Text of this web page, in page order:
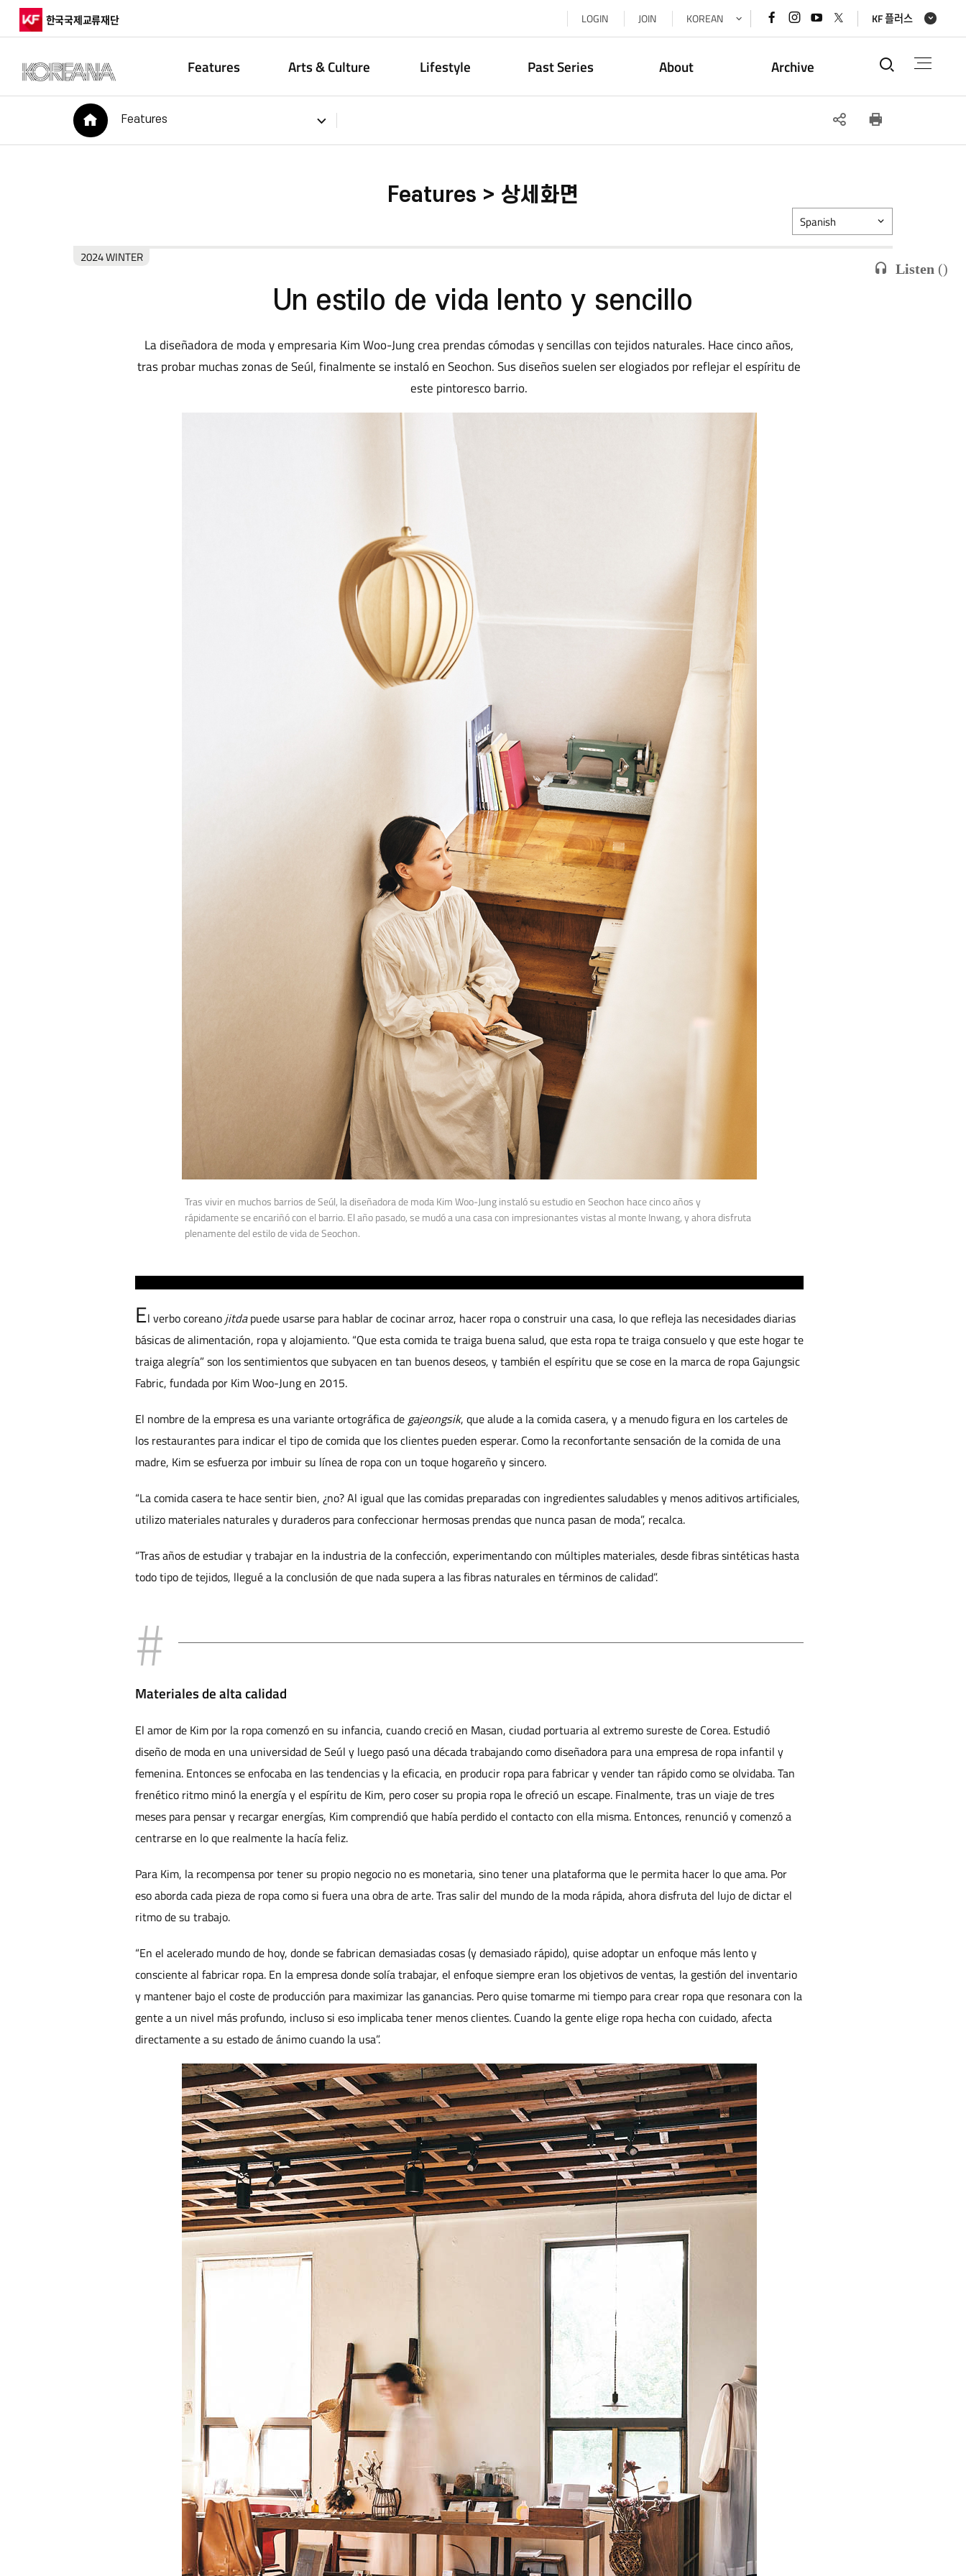
한국국제교류재단 LOGIN JOIN KOREAN 페이스북
바로가기
인스타그램
바로가기
유튜브
바로가기
x(트위터)
바로가기
KF 플러스
Features Arts & Culture Lifestyle Past Series About Archive 통합검
HOME
Features SNS
Features > 상세화면
Listen ()
2024 WINTER
Spanish
Un estilo de vida lento y sencillo
La diseñadora de moda y empresaria Kim Woo-Jung crea prendas cómodas y sencillas con tejidos naturales. Hace cinco años,
tras probar muchas zonas de Seúl, finalmente se instaló en Seochon. Sus diseños suelen ser elogiados por reflejar el espíritu de
este pintoresco barrio.
Tras vivir en muchos barrios de Seúl, la diseñadora de moda Kim Woo-Jung instaló su estudio en Seochon hace cinco años y
rápidamente se encariñó con el barrio. El año pasado, se mudó a una casa con impresionantes vistas al monte Inwang, y ahora disfruta
plenamente del estilo de vida de Seochon.
El verbo coreano jitdapuede usarse para hablar de cocinar arroz, hacer ropa o construir una casa, lo que refleja las necesidades diarias
básicas de alimentación, ropa y alojamiento. “Que esta comida te traiga buena salud, que esta ropa te traiga consuelo y que este hogar te
traiga alegría” son los sentimientos que subyacen en tan buenos deseos, y también el espíritu que se cose en la marca de ropa Gajungsic
Fabric, fundada por Kim Woo-Jung en 2015.
El nombre de la empresa es una variante ortográfica de gajeongsik, que alude a la comida casera, y a menudo figura en los carteles de
los restaurantes para indicar el tipo de comida que los clientes pueden esperar. Como la reconfortante sensación de la comida de una
madre, Kim se esfuerza por imbuir su línea de ropa con un toque hogareño y sincero.
“La comida casera te hace sentir bien, ¿no? Al igual que las comidas preparadas con ingredientes saludables y menos aditivos artificiales,
utilizo materiales naturales y duraderos para confeccionar hermosas prendas que nunca pasan de moda”, recalca.
“Tras años de estudiar y trabajar en la industria de la confección, experimentando con múltiples materiales, desde fibras sintéticas hasta
todo tipo de tejidos, llegué a la conclusión de que nada supera a las fibras naturales en términos de calidad”.
Materiales de alta calidad
El amor de Kim por la ropa comenzó en su infancia, cuando creció en Masan, ciudad portuaria al extremo sureste de Corea. Estudió
diseño de moda en una universidad de Seúl y luego pasó una década trabajando como diseñadora para una empresa de ropa infantil y
femenina. Entonces se enfocaba en las tendencias y la eficacia, en producir ropa para fabricar y vender tan rápido como se olvidaba. Tan
frenético ritmo minó la energía y el espíritu de Kim, pero coser su propia ropa le ofreció un escape. Finalmente, tras un viaje de tres
meses para pensar y recargar energías, Kim comprendió que había perdido el contacto con ella misma. Entonces, renunció y comenzó a
centrarse en lo que realmente la hacía feliz.
Para Kim, la recompensa por tener su propio negocio no es monetaria, sino tener una plataforma que le permita hacer lo que ama. Por
eso aborda cada pieza de ropa como si fuera una obra de arte. Tras salir del mundo de la moda rápida, ahora disfruta del lujo de dictar el
ritmo de su trabajo.
“En el acelerado mundo de hoy, donde se fabrican demasiadas cosas (y demasiado rápido), quise adoptar un enfoque más lento y
consciente al fabricar ropa. En la empresa donde solía trabajar, el enfoque siempre eran los objetivos de ventas, la gestión del inventario
y mantener bajo el coste de producción para maximizar las ganancias. Pero quise tomarme mi tiempo para crear ropa que resonara con la
gente a un nivel más profundo, incluso si eso implicaba tener menos clientes. Cuando la gente elige ropa hecha con cuidado, afecta
directamente a su estado de ánimo cuando la usa”.